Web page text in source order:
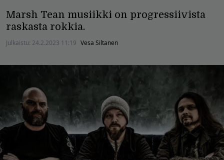
Marsh Tean musiikki on progressiivista
raskasta rokkia.
Julkaistu: 24.2.2023 11:19 Vesa Siltanen